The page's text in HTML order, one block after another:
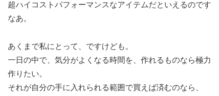
超ハイコストパフォーマンスなアイテムだといえるのです
なあ。
あくまで私にとって、ですけども。
一日の中で、気分がよくなる時間を、作れるものなら極力
作りたい。
それが自分の手に入れられる範囲で買えば済むのなら、